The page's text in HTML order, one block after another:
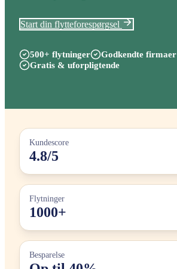
Start din flytteforespørgsel
500+ flytninger
Godkendte firmaer
Gratis & uforpligtende
Kundescore
4.8/5
Flytninger
1000+
Besparelse